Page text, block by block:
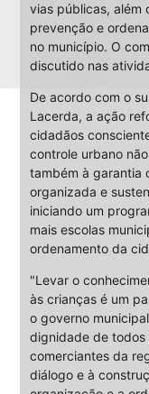
vias públicas, além
prevenção e
no município. O
discutido nas
De acordo com o
Lacerda, a ação
cidadãos
controle urbano
também à garantia
organizada e
iniciando um
mais escolas
ordenamento da
"Levar o
às crianças é um
o governo
dignidade de todos
comerciantes da
diálogo e à